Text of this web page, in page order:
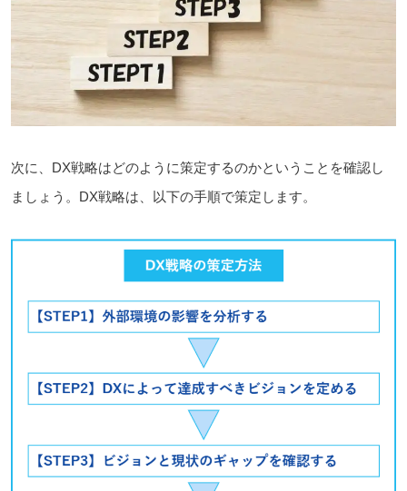
次に、DX戦略はどのように策定するのかということを確認し
ましょう。DX戦略は、以下の手順で策定します。